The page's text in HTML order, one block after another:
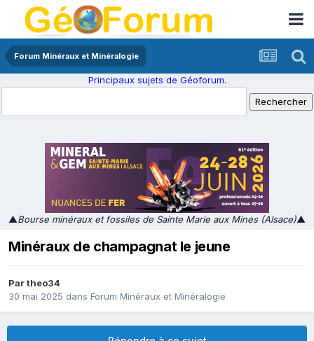
Forum Minéraux et Minéralogie
Principaux sujets de Géoforum.
▲Bourse minéraux et fossiles de Sainte Marie aux Mines (Alsace)▲
Minéraux de champagnat le jeune
Partheo34
30 mai 2025 dans Forum Minéraux et Minéralogie